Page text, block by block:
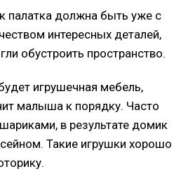
палатка должна быть уже с
интересных деталей,
обустроить пространство.
игрушечная мебель,
малыша к порядку. Часто
в результате домик
Такие игрушки хорошо